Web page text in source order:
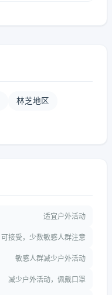
林芝地区
适宜户外活动
可接受，少数敏感人群注意
敏感人群减少户外活动
减少户外活动，佩戴口罩